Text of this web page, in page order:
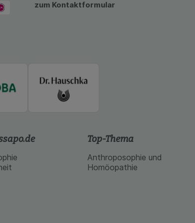
zum Kontaktformular
Top-Thema
Anthroposophie und
Homöopathie